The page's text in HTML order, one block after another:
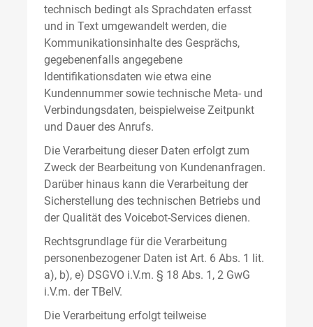
technisch bedingt als Sprachdaten erfasst
und in Text umgewandelt werden, die
Kommunikationsinhalte des Gesprächs,
gegebenenfalls angegebene
Identifikationsdaten wie etwa eine
Kundennummer sowie technische Meta- und
Verbindungsdaten, beispielweise Zeitpunkt
und Dauer des Anrufs.
Die Verarbeitung dieser Daten erfolgt zum
Zweck der Bearbeitung von Kundenanfragen.
Darüber hinaus kann die Verarbeitung der
Sicherstellung des technischen Betriebs und
der Qualität des Voicebot-Services dienen.
Rechtsgrundlage für die Verarbeitung
personenbezogener Daten ist Art. 6 Abs. 1 lit.
a), b), e) DSGVO i.V.m. § 18 Abs. 1, 2 GwG
i.V.m. der TBelV.
Die Verarbeitung erfolgt teilweise